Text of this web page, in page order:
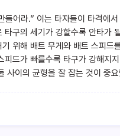
어라.” 이는 타자들이 타격에서
타구의 세기가 강할수록 안타가
위해 배트 무게와 배트 스피드
드가 빠를수록 타구가 강해지
사이의 균형을 잘 잡는 것이 중